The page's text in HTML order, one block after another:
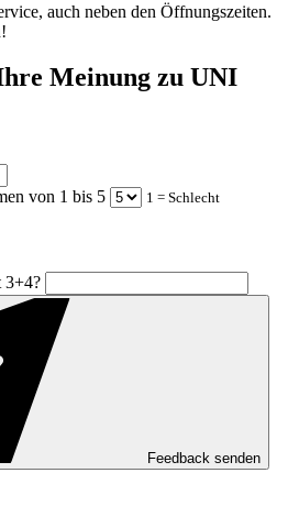
auch neben den Öffnungszeiten.
Meinung zu UNI
von 1 bis 5
1 = Schlecht
3+4?
Feedback senden